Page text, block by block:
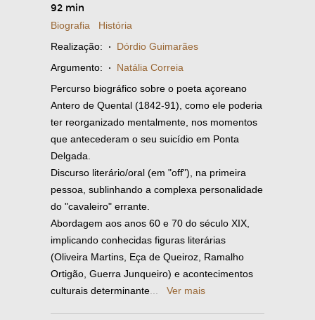
92 min
Biografia
História
Realização: · Dórdio Guimarães
Argumento: · Natália Correia
Percurso biográfico sobre o poeta açoreano
Antero de Quental (1842-91), como ele poderia
ter reorganizado mentalmente, nos momentos
que antecederam o seu suicídio em Ponta
Delgada.
Discurso literário/oral (em "off"), na primeira
pessoa, sublinhando a complexa personalidade
do "cavaleiro" errante.
Abordagem aos anos 60 e 70 do século XIX,
implicando conhecidas figuras literárias
(Oliveira Martins, Eça de Queiroz, Ramalho
Ortigão, Guerra Junqueiro) e acontecimentos
culturais determinante... Ver mais